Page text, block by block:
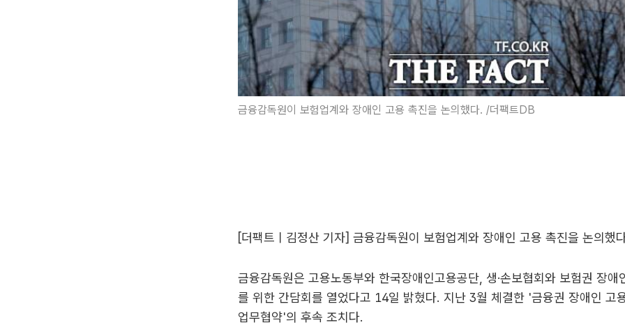
금융감독원이 보험업계와 장애인 고용 촉진을 논의했다. /더팩트DB
[더팩트ㅣ김정산 기자] 금융감독원이 보험업계와 장애인 고용 촉진을 논의했
금융감독원은 고용노동부와 한국장애인고용공단, 생·손보협회와 보험권 장애
를 위한 간담회를 열었다고 14일 밝혔다. 지난 3월 체결한 '금융권 장애인 고
업무협약'의 후속 조치다.